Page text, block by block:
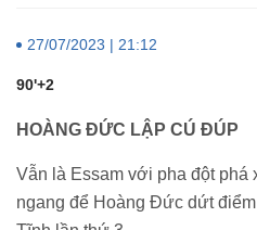
27/07/2023 | 21:12
90'+2
HOÀNG ĐỨC LẬP CÚ ĐÚP
Vẫn là Essam với pha đột phá
ngang để Hoàng Đức dứt